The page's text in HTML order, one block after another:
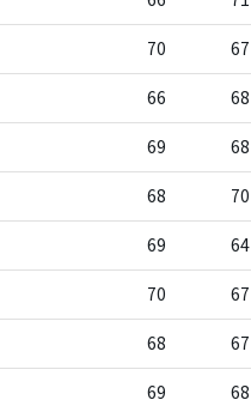
70 67
66 68
69 68
68 70
69 64
70 67
68 67
69 68